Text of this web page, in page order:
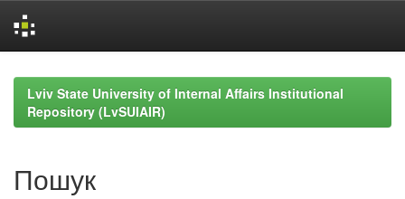
navigationLviv State University of Internal Affairs Institutional
Repository (LvSUIAIR)
Пошук